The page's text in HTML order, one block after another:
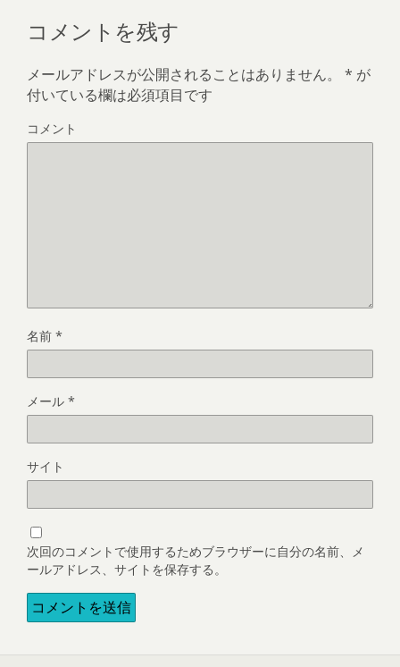
コメントを残す
メールアドレスが公開されることはありません。 * が
付いている欄は必須項目です
コメント
名前 *
メール *
サイト
次回のコメントで使用するためブラウザーに自分の名前、メ
ールアドレス、サイトを保存する。